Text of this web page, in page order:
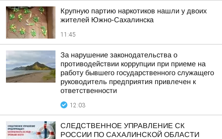
Крупную партию наркотиков нашли у двоих
жителей Южно-Сахалинска
11:45
За нарушение законодательства о
противодействии коррупции при приеме на
работу бывшего государственного служащего
руководитель предприятия привлечен к
ответственности
12:03
СЛЕДСТВЕННОЕ УПРАВЛЕНИЕ СК
РОССИИ ПО САХАЛИНСКОЙ ОБЛАСТИ